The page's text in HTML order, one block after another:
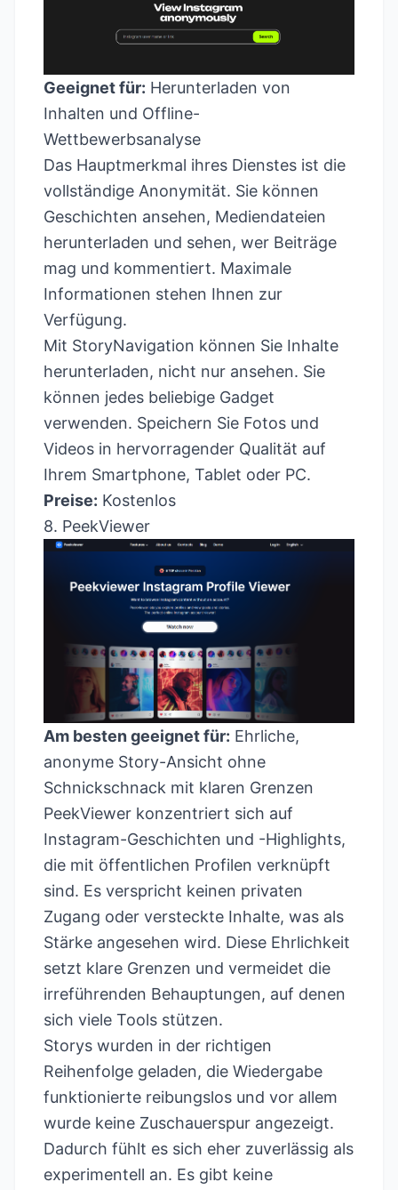
Geeignet für: Herunterladen von
Inhalten und Offline-
Wettbewerbsanalyse
Das Hauptmerkmal ihres Dienstes ist die
vollständige Anonymität. Sie können
Geschichten ansehen, Mediendateien
herunterladen und sehen, wer Beiträge
mag und kommentiert. Maximale
Informationen stehen Ihnen zur
Verfügung.
Mit StoryNavigation können Sie Inhalte
herunterladen, nicht nur ansehen. Sie
können jedes beliebige Gadget
verwenden. Speichern Sie Fotos und
Videos in hervorragender Qualität auf
Ihrem Smartphone, Tablet oder PC.
Preise: Kostenlos
8. PeekViewer
Am besten geeignet für: Ehrliche,
anonyme Story-Ansicht ohne
Schnickschnack mit klaren Grenzen
PeekViewer konzentriert sich auf
Instagram-Geschichten und -Highlights,
die mit öffentlichen Profilen verknüpft
sind. Es verspricht keinen privaten
Zugang oder versteckte Inhalte, was als
Stärke angesehen wird. Diese Ehrlichkeit
setzt klare Grenzen und vermeidet die
irreführenden Behauptungen, auf denen
sich viele Tools stützen.
Storys wurden in der richtigen
Reihenfolge geladen, die Wiedergabe
funktionierte reibungslos und vor allem
wurde keine Zuschauerspur angezeigt.
Dadurch fühlt es sich eher zuverlässig als
experimentell an. Es gibt keine